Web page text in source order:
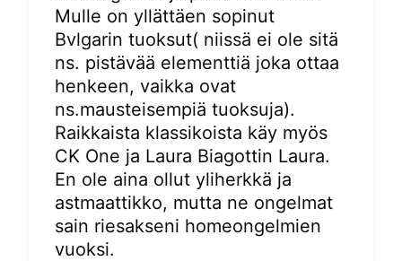
Mulle on yllättäen sopinut
Bvlgarin tuoksut( niissä ei ole sitä
ns. pistävää elementtiä joka ottaa
henkeen, vaikka ovat
ns.mausteisempiä tuoksuja).
Raikkaista klassikoista käy myös
CK One ja Laura Biagottin Laura.
En ole aina ollut yliherkkä ja
astmaattikko, mutta ne ongelmat
sain riesakseni homeongelmien
vuoksi.